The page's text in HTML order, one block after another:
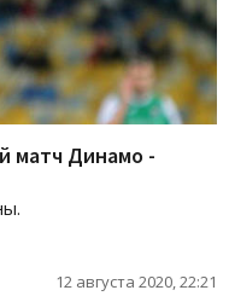
матч Динамо -
12 августа 2020, 22:21